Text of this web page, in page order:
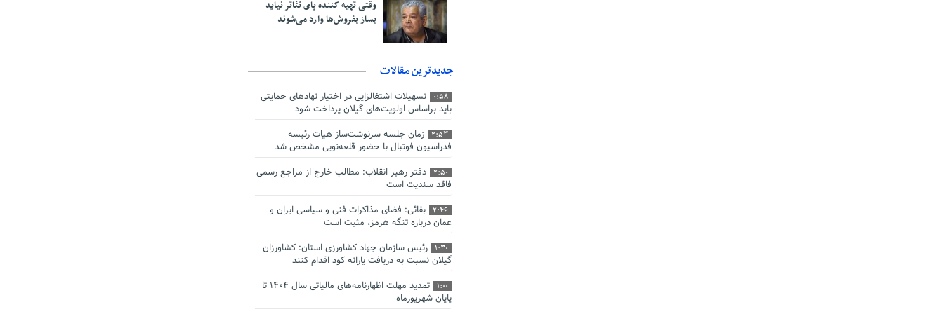
وقتی تهیه کننده پای تئاتر نیاید
بساز بفروش‌ها وارد می‌شوند
جدیدترین مقالات
0:58
تسهیلات اشتغالزایی در اختیار نهادهای حمایتی
باید براساس اولویت‌های گیلان پرداخت شود
2:53
زمان جلسه سرنوشت‌ساز هیات رئیسه
فدراسیون فوتبال با حضور قلعه‌نویی مشخص شد
2:50
دفتر رهبر انقلاب: مطالب خارج از مراجع رسمی
فاقد سندیت است
2:46
بقائی: فضای مذاکرات فنی و سیاسی ایران و
عمان درباره تنگه هرمز، مثبت است
1:30
رئیس سازمان جهاد کشاورزی استان: کشاورزان
گیلان نسبت به دریافت یارانه کود اقدام کنند
1:00
تمدید مهلت اظهارنامه‌های مالیاتی سال ۱۴۰۴ تا
پایان شهریورماه